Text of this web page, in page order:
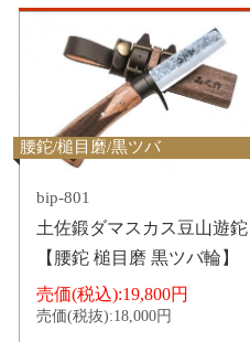
腰鉈/槌目磨/黒ツバ
bip-801
土佐鍛ダマスカス豆山遊鉈
【腰鉈 槌目磨 黒ツバ輪】
売価(税込):19,800円
売価(税抜):18,000円